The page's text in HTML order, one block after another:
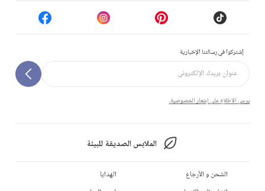
إشتركوا في رسالتنا الإخبارية
يرجى الاطلاع على إشعار الخصوصية.
الملابس الصديقة للبيئة
الشحن و الأرجاع
الهدايا